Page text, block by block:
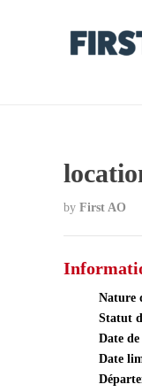
by First AO
Nature
Statut
Date
Date